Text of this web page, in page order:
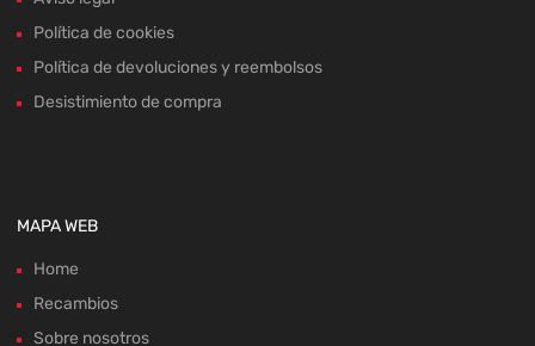
Política de cookies
Política de devoluciones y reembolsos
Desistimiento de compra
MAPA WEB
Home
Recambios
Sobre nosotros